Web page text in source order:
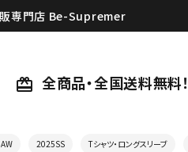
専門店 Be-Supremer
card_giftcard 全商品・全国送料無料！
2025SS Tシャツ・ロングスリーブ